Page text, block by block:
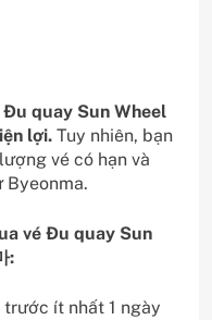
quay Sun Wheel
lợi. Tuy nhiên, bạn
vé có hạn và
Byeonma.
vé Đu quay Sun
:
trước ít nhất 1 ngày